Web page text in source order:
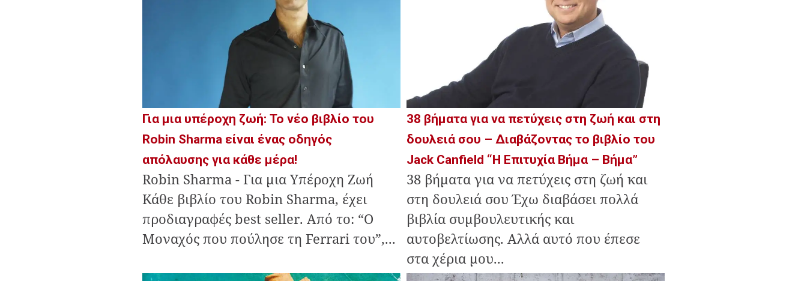
Για μια υπέροχη ζωή: Το νέο βιβλίο του
Robin Sharma είναι ένας οδηγός
απόλαυσης για κάθε μέρα!
Robin Sharma - Για μια Υπέροχη Ζωή
Κάθε βιβλίο του Robin Sharma, έχει
προδιαγραφές best seller. Από το: “Ο
Μοναχός που πούλησε τη Ferrari του”,...
38 βήματα για να πετύχεις στη ζωή και στη
δουλειά σου – Διαβάζοντας το βιβλίο του
Jack Canfield “Η Επιτυχία Βήμα – Βήμα”
38 βήματα για να πετύχεις στη ζωή και
στη δουλειά σου Έχω διαβάσει πολλά
βιβλία συμβουλευτικής και
αυτοβελτίωσης. Αλλά αυτό που έπεσε
στα χέρια μου...